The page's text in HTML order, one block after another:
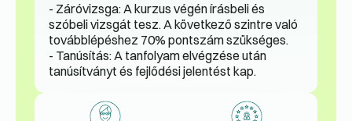
- Záróvizsga: A kurzus végén írásbeli és
szóbeli vizsgát tesz. A következő szintre való
továbblépéshez 70% pontszám szükséges.
- Tanúsítás: A tanfolyam elvégzése után
tanúsítványt és fejlődési jelentést kap.